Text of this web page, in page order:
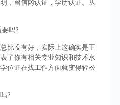
，留信网认证，学历认证。从
吗?
比没有好，实际上这确实是正
了你有相关专业知识和技术水
位证在找工作方面就变得轻松
?